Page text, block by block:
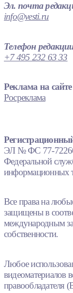
Эл. почта
info@vesti.ru
Телефон
+7 495 232 63 33
Реклама на сайте
Росреклама
ЭЛ № ФС 77-72266
Федеральной
информационных
Все права на
защищены в
международным
собственности.
Любое
видеоматериалов
правообладателя